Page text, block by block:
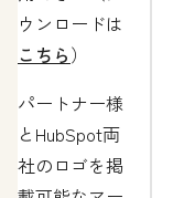
ウンロードは
こちら）
パートナー様
とHubSpot両
社のロゴを掲